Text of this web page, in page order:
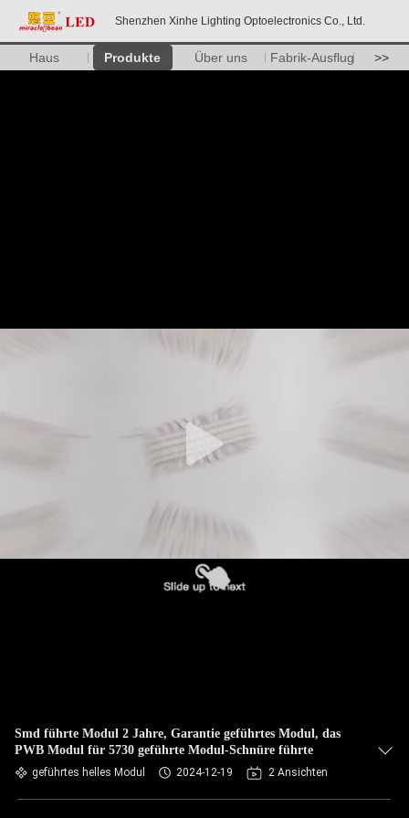
Shenzhen Xinhe Lighting Optoelectronics Co., Ltd.
Haus Produkte Über uns Fabrik-Ausflug >>
Smd führte Modul 2 Jahre, Garantie geführtes Modul, das
PWB Modul für 5730 geführte Modul-Schnüre führte
geführtes helles Modul 2024-12-19 2 Ansichten